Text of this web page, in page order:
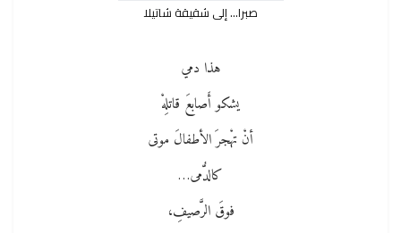
صبرا... إلى شقيقة شاتيلا
هذا دمي
يشكو أَصابعَ قاتلِهْ
أنْ تهْجرَ الأطفالَ موتى
كالدُّمى…
فوقَ الرَّصيفِ،